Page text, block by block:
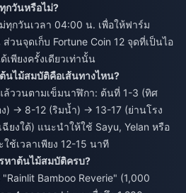
กวันหรือไม่?
ทุกวันเวลา 04:00 น. เพื่อให้ฟาร์ม
วนจุดเก็บ Fortune Coin 12 จุดที่เป็นไอ
เพียงครั้งเดียวเท่านั้น
นไม้สมบัติคือเส้นทางไหน?
ล้ววนตามเข็มนาฬิกา: ต้นที่ 1-3 (ทิศ
) → 8-12 (ริมน้ำ) → 13-17 (ย่านโรง
ยงใต้) แนะนำให้ใช้ Sayu, Yelan หรือ
ใช้เวลาเพียง 12-15 นาที
หาต้นไม้สมบัติครบ?
Bamboo Reverie" (1,000